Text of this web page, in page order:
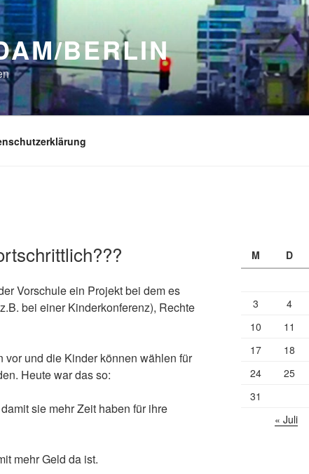
BERLIN
Vorschule ein Projekt bei dem es
bei einer Kinderkonferenz), Rechte
und die Kinder können wählen für
Heute war das so:
sie mehr Zeit haben für ihre
mehr Geld da ist.
M D
3
4
10
11
17
18
24
25
31
« Juli